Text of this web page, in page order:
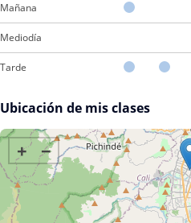
Mañana
Mediodía
Tarde
Ubicación de mis clases
+ −